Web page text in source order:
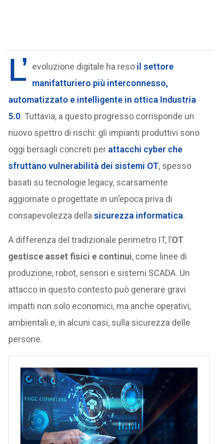
L’ evoluzione digitale ha reso il settore
manifatturiero più interconnesso,
automatizzato e intelligente in ottica Industria
5.0. Tuttavia, a questo progresso corrisponde un
nuovo spettro di rischi: gli impianti produttivi sono
oggi bersagli concreti per attacchi cyber che
sfruttano vulnerabilità dei sistemi OT, spesso
basati su tecnologie legacy, scarsamente
aggiornate o progettate in un’epoca priva di
consapevolezza dellasicurezza informatica.
A differenza del tradizionale perimetro IT, l’OT
gestisce asset fisici e continui, come linee di
produzione, robot, sensori e sistemi SCADA. Un
attacco in questo contesto può generare gravi
impatti non solo economici, ma anche operativi,
ambientali e, in alcuni casi, sulla sicurezza delle
persone.